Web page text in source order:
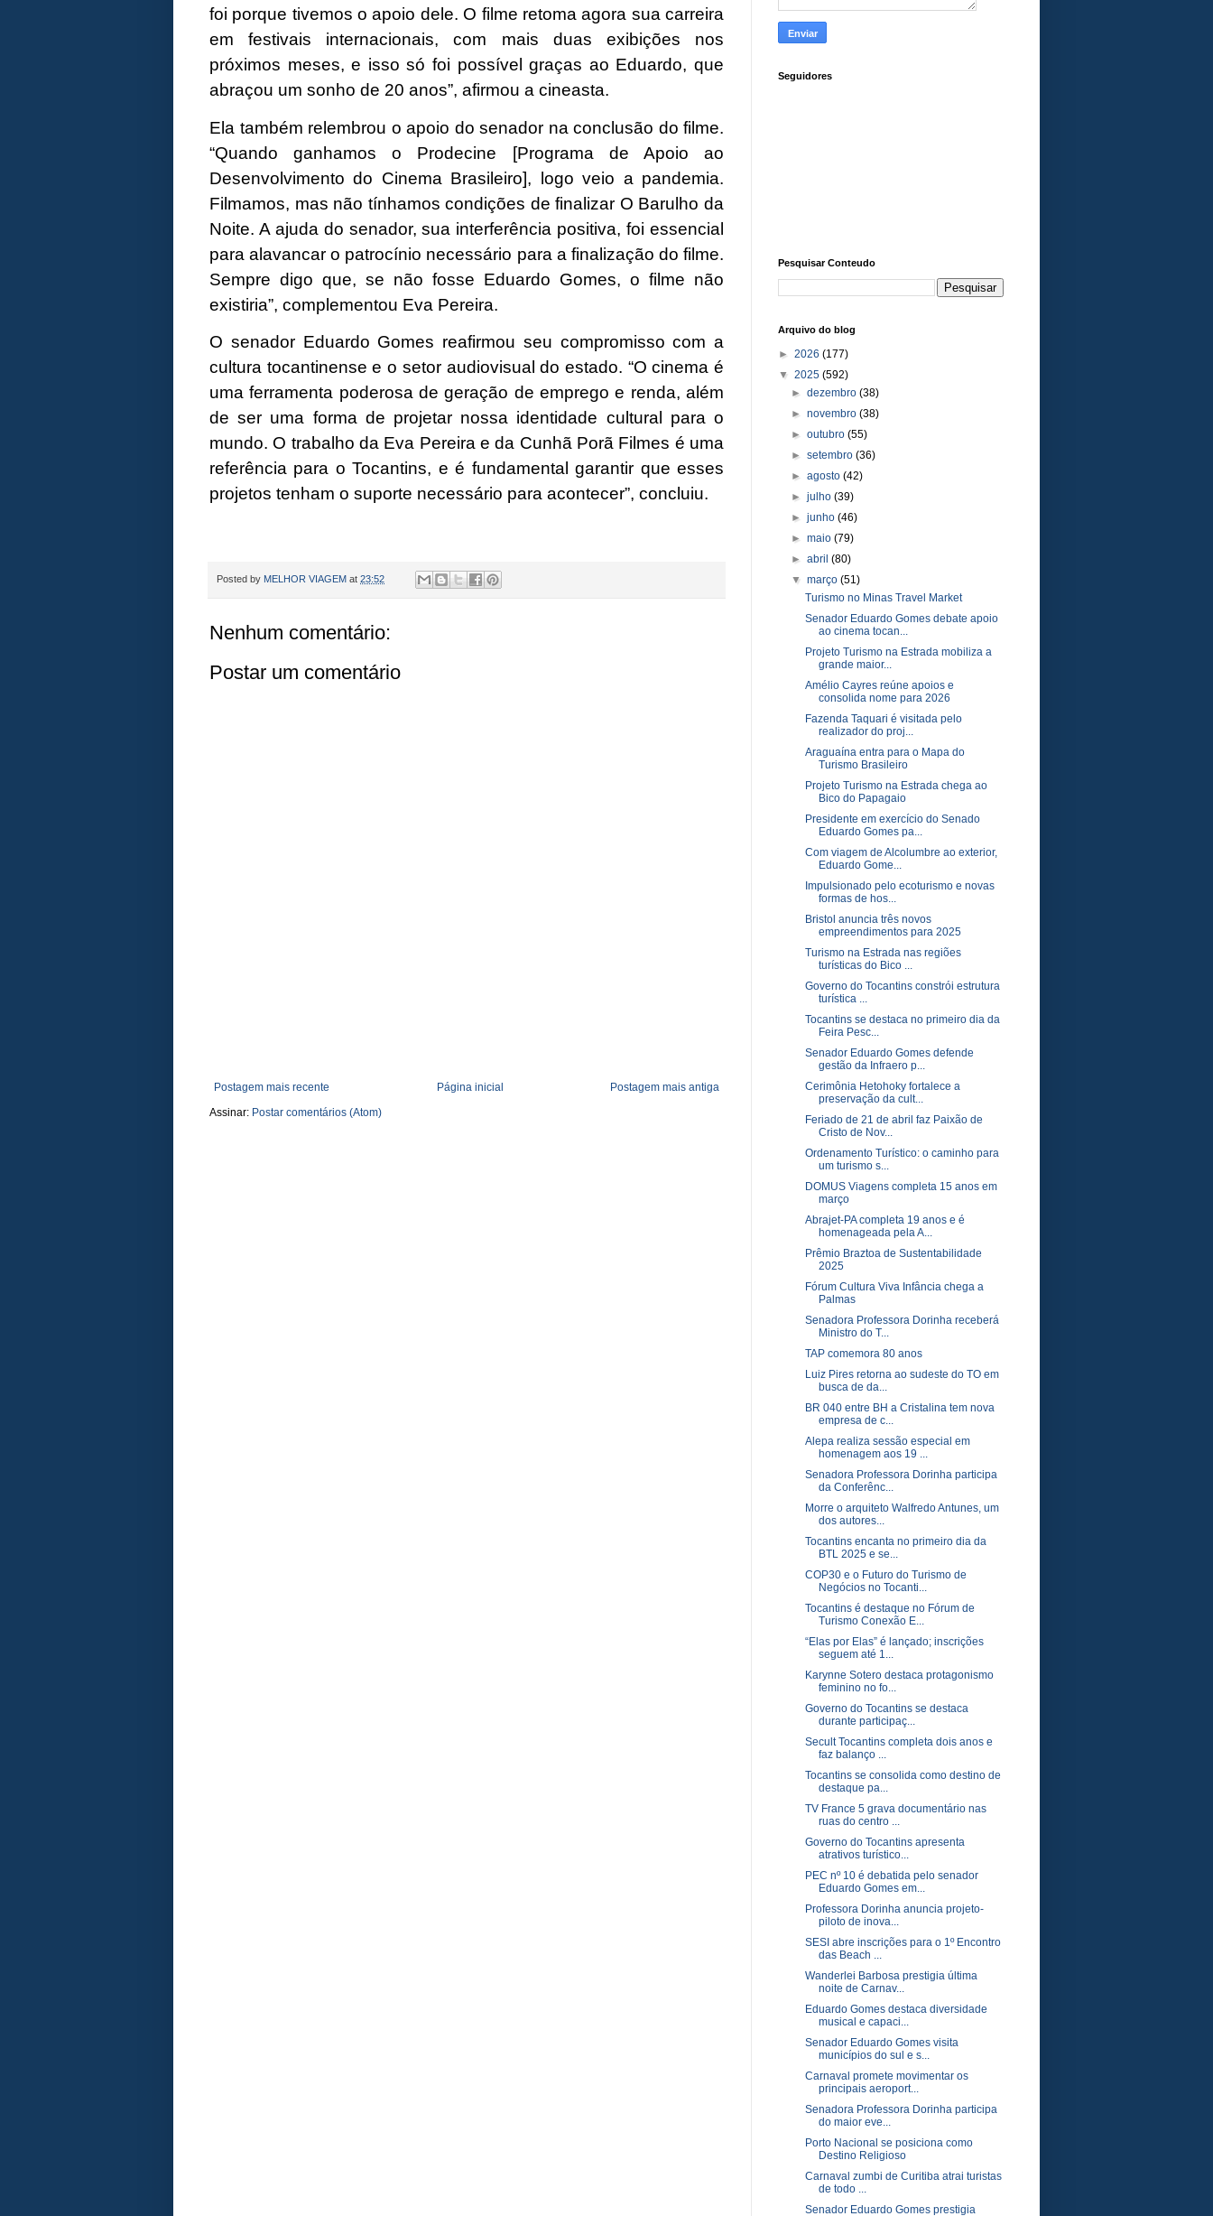
foi porque tivemos o apoio dele. O filme retoma agora sua carreira
em festivais internacionais, com mais duas exibições nos
próximos meses, e isso só foi possível graças ao Eduardo, que
abraçou um sonho de 20 anos”, afirmou a cineasta.
Ela também relembrou o apoio do senador na conclusão do filme.
“Quando ganhamos o Prodecine [Programa de Apoio ao
Desenvolvimento do Cinema Brasileiro], logo veio a pandemia.
Filmamos, mas não tínhamos condições de finalizar O Barulho da
Noite. A ajuda do senador, sua interferência positiva, foi essencial
para alavancar o patrocínio necessário para a finalização do filme.
Sempre digo que, se não fosse Eduardo Gomes, o filme não
existiria”, complementou Eva Pereira.
O senador Eduardo Gomes reafirmou seu compromisso com a
cultura tocantinense e o setor audiovisual do estado. “O cinema é
uma ferramenta poderosa de geração de emprego e renda, além
de ser uma forma de projetar nossa identidade cultural para o
mundo. O trabalho da Eva Pereira e da Cunhã Porã Filmes é uma
referência para o Tocantins, e é fundamental garantir que esses
projetos tenham o suporte necessário para acontecer”, concluiu.
Posted by MELHOR VIAGEM at 23:52
Nenhum comentário:
Postar um comentário
Postagem mais recente Postagem mais antiga
Página inicial
Assinar: Postar comentários (Atom)
Seguidores
Pesquisar Conteudo
Arquivo do blog
► 2026 (177)
▼ 2025 (592)
►dezembro(38)
►novembro(38)
►outubro(55)
►setembro(36)
►agosto(42)
►julho(39)
►junho(46)
►maio(79)
►abril(80)
▼março(51)
Turismo no Minas Travel Market
Senador Eduardo Gomes debate apoio
ao cinema tocan...
Projeto Turismo na Estrada mobiliza a
grande maior...
Amélio Cayres reúne apoios e
consolida nome para 2026
Fazenda Taquari é visitada pelo
realizador do proj...
Araguaína entra para o Mapa do
Turismo Brasileiro
Projeto Turismo na Estrada chega ao
Bico do Papagaio
Presidente em exercício do Senado
Eduardo Gomes pa...
Com viagem de Alcolumbre ao exterior,
Eduardo Gome...
Impulsionado pelo ecoturismo e novas
formas de hos...
Bristol anuncia três novos
empreendimentos para 2025
Turismo na Estrada nas regiões
turísticas do Bico ...
Governo do Tocantins constrói estrutura
turística ...
Tocantins se destaca no primeiro dia da
Feira Pesc...
Senador Eduardo Gomes defende
gestão da Infraero p...
Cerimônia Hetohoky fortalece a
preservação da cult...
Feriado de 21 de abril faz Paixão de
Cristo de Nov...
Ordenamento Turístico: o caminho para
um turismo s...
DOMUS Viagens completa 15 anos em
março
Abrajet-PA completa 19 anos e é
homenageada pela A...
Prêmio Braztoa de Sustentabilidade
2025
Fórum Cultura Viva Infância chega a
Palmas
Senadora Professora Dorinha receberá
Ministro do T...
TAP comemora 80 anos
Luiz Pires retorna ao sudeste do TO em
busca de da...
BR 040 entre BH a Cristalina tem nova
empresa de c...
Alepa realiza sessão especial em
homenagem aos 19 ...
Senadora Professora Dorinha participa
da Conferênc...
Morre o arquiteto Walfredo Antunes, um
dos autores...
Tocantins encanta no primeiro dia da
BTL 2025 e se...
COP30 e o Futuro do Turismo de
Negócios no Tocanti...
Tocantins é destaque no Fórum de
Turismo Conexão E...
“Elas por Elas” é lançado; inscrições
seguem até 1...
Karynne Sotero destaca protagonismo
feminino no fo...
Governo do Tocantins se destaca
durante participaç...
Secult Tocantins completa dois anos e
faz balanço ...
Tocantins se consolida como destino de
destaque pa...
TV France 5 grava documentário nas
ruas do centro ...
Governo do Tocantins apresenta
atrativos turístico...
PEC nº 10 é debatida pelo senador
Eduardo Gomes em...
Professora Dorinha anuncia projeto-
piloto de inova...
SESI abre inscrições para o 1º Encontro
das Beach ...
Wanderlei Barbosa prestigia última
noite de Carnav...
Eduardo Gomes destaca diversidade
musical e capaci...
Senador Eduardo Gomes visita
municípios do sul e s...
Carnaval promete movimentar os
principais aeroport...
Senadora Professora Dorinha participa
do maior eve...
Porto Nacional se posiciona como
Destino Religioso
Carnaval zumbi de Curitiba atrai turistas
de todo ...
Senador Eduardo Gomes prestigia